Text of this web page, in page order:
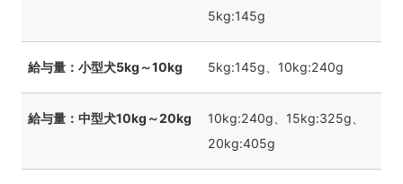
5kg:145g
給与量：小型犬5kg～10kg 5kg:145g、10kg:240g
給与量：中型犬10kg～20kg
10kg:240g、15kg:325g、
20kg:405g